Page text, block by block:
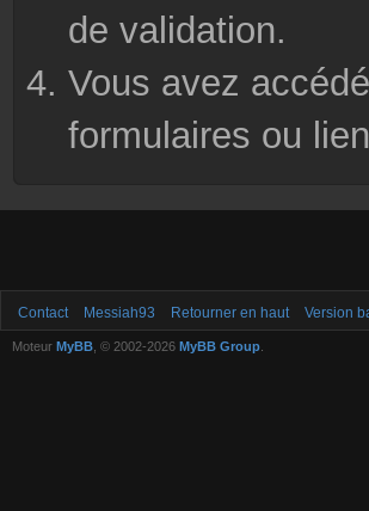
de validation.
Vous avez
formulaires ou
Contact Messiah93 Retourner en haut Version
Moteur MyBB , © 2002-2026 MyBB Group